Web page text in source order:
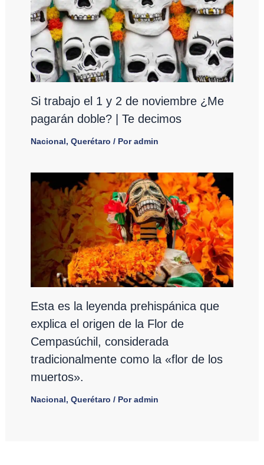
Si trabajo el 1 y 2 de noviembre ¿Me
pagarán doble? | Te decimos
Nacional, Querétaro / Poradmin
Esta es la leyenda prehispánica que
explica el origen de la Flor de
Cempasúchil, considerada
tradicionalmente como la «flor de los
muertos».
Nacional, Querétaro / Poradmin